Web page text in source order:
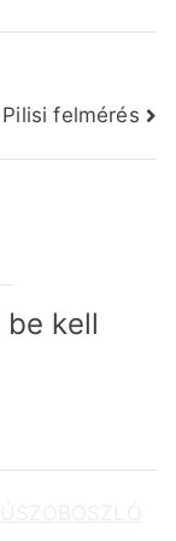
Pilisi felmérés
be kell